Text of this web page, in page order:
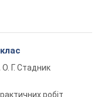
Г. Стадник
робіт